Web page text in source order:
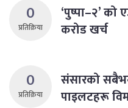
0
प्रतिक्रिया
‘पुष्पा–२’
करोड खर्च
0
प्रतिक्रिया
संसारको
पाइलटहरू